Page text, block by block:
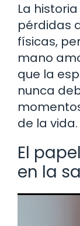
La
pérdidas
físicas,
mano
que la
nunca
de la vida.
El
en la